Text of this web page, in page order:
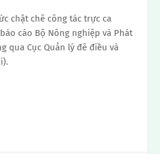
chặt chẽ công tác trực ca
cáo Bộ Nông nghiệp và Phát
qua Cục Quản lý đê điều và